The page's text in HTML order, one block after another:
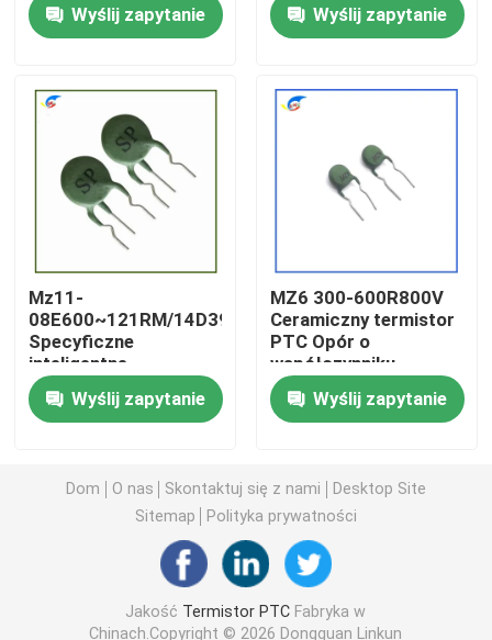
Termistor PTC
Chip grzewczy PTC
Termistor NTC
Termistor SMD NTC
Termistor NTC zasilania
Czujnik temperatury NTC
Warystor z tlenku metalu
Warystor SMD
Wyślij zapytanie Wyślij zapytanie
Mz11-
08E600~121RM/14D391
Specyficzne
inteligentne
termistory PTC
Termometry
elektryczne
Wyślij zapytanie
MZ6 300-600R800V
Ceramiczny termistor
PTC Opór o
współczynniku
pozytywnej
temperatury dla
balastów
Wyślij zapytanie
Dom O nas Skontaktuj się z nami
Desktop Site
Sitemap
Polityka prywatności
Jakość Termistor PTC Fabryka w
Chinach.Copyright © 2026 Dongguan Linkun